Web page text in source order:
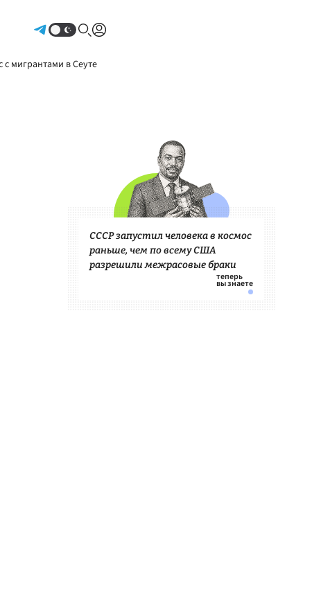
с мигрантами в Сеуте
СССР запустил человека в космос
раньше, чем по всему США
разрешили межрасовые браки